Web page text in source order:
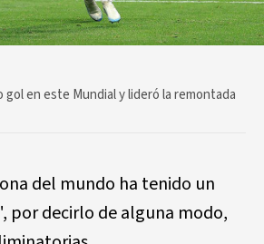
gol en este Mundial y lideró la remontada
del mundo ha tenido un
por decirlo de alguna modo,